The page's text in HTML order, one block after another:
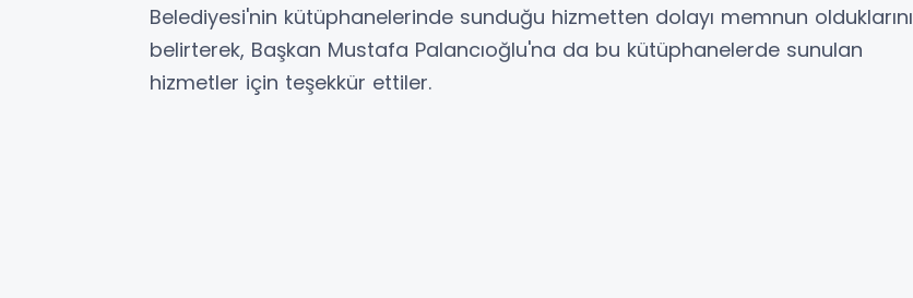
Belediyesi'nin kütüphanelerinde sunduğu hizmetten dolayı memnun olduklarını
belirterek, Başkan Mustafa Palancıoğlu'na da bu kütüphanelerde sunulan
hizmetler için teşekkür ettiler.